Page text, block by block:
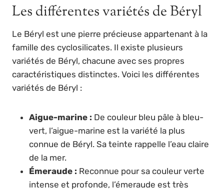
Les différentes variétés de Béryl
Le Béryl est une pierre précieuse appartenant à la
famille des cyclosilicates. Il existe plusieurs
variétés de Béryl, chacune avec ses propres
caractéristiques distinctes. Voici les différentes
variétés de Béryl :
Aigue-marine : De couleur bleu pâle à bleu-
vert, l’aigue-marine est la variété la plus
connue de Béryl. Sa teinte rappelle l’eau claire
de la mer.
Émeraude : Reconnue pour sa couleur verte
intense et profonde, l’émeraude est très